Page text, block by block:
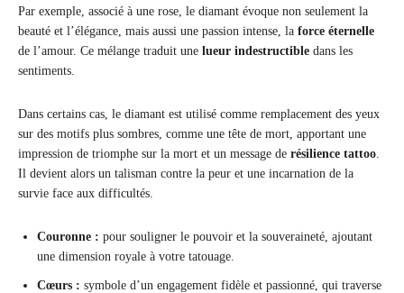
Par exemple, associé à une rose, le diamant évoque non seulement la
beauté et l’élégance, mais aussi une passion intense, la force éternelle
de l’amour. Ce mélange traduit une lueur indestructible dans les
sentiments.
Dans certains cas, le diamant est utilisé comme remplacement des yeux
sur des motifs plus sombres, comme une tête de mort, apportant une
impression de triomphe sur la mort et un message de résilience tattoo
Il devient alors un talisman contre la peur et une incarnation de la
survie face aux difficultés.
Couronne : pour souligner le pouvoir et la souveraineté, ajoutant
une dimension royale à votre tatouage.
Cœurs : symbole d’un engagement fidèle et passionné, qui traverse